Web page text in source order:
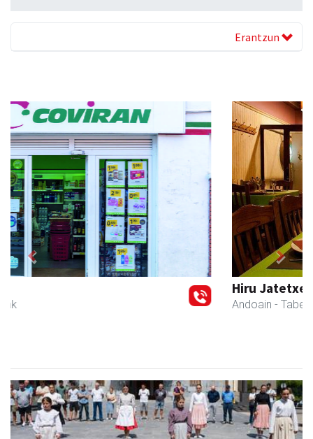
Erantzun
Andoain
Previous Next